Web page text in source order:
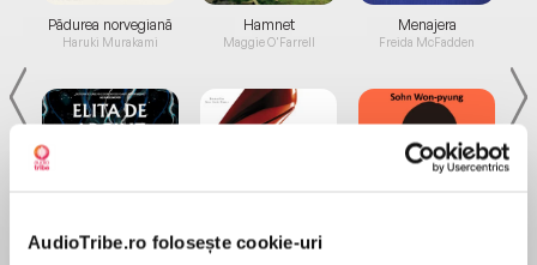
AudioTribe.ro folosește cookie-uri
Pădurea norvegiană
Haruki Murakami
Elita de Argint (Elita
Hamnet
Maggie O'Farrell
Diavolul se îmbracă de
Menajera
Freida McFadden